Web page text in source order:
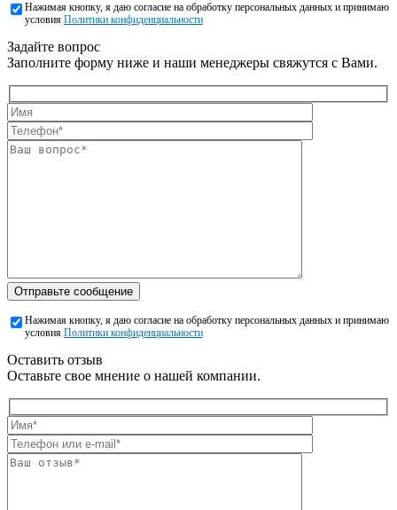
Нажимая кнопку, я даю согласие на обработку персональных данных и принимаю
условия Политики конфиденциальности
Задайте вопрос
Заполните форму ниже и наши менеджеры свяжутся с Вами.
Отправьте сообщение
Нажимая кнопку, я даю согласие на обработку персональных данных и принимаю
условия Политики конфиденциальности
Оставить отзыв
Оставьте свое мнение о нашей компании.